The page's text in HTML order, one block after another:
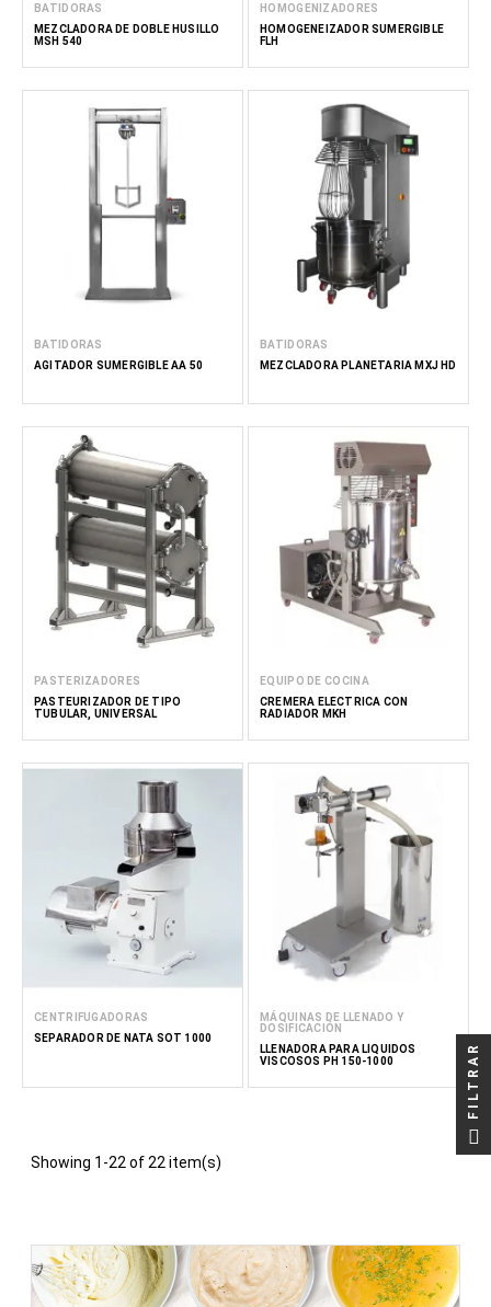
BATIDORAS
MEZCLADORA DE DOBLE HUSILLO
MSH 540
HOMOGENIZADORES
HOMOGENEIZADOR SUMERGIBLE
FLH
BATIDORAS
AGITADOR SUMERGIBLE AA 50
BATIDORAS
MEZCLADORA PLANETARIA MXJ HD
PASTERIZADORES
PASTEURIZADOR DE TIPO
TUBULAR, UNIVERSAL
EQUIPO DE COCINA
CREMERA ELÉCTRICA CON
RADIADOR MKH
CENTRIFUGADORAS
SEPARADOR DE NATA SOT 1000
MÁQUINAS DE LLENADO Y
DOSIFICACIÓN
LLENADORA PARA LÍQUIDOS
VISCOSOS PH 150-1000
Showing 1-22 of 22 item(s)
FILTRAR